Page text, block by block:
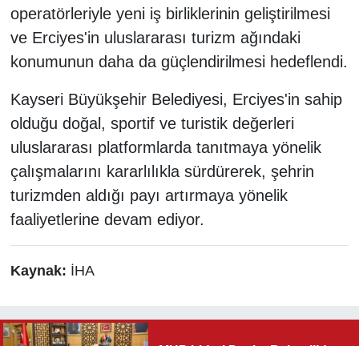
operatörleriyle yeni iş birliklerinin geliştirilmesi
ve Erciyes'in uluslararası turizm ağındaki
konumunun daha da güçlendirilmesi hedeflendi.
Kayseri Büyükşehir Belediyesi, Erciyes'in sahip
olduğu doğal, sportif ve turistik değerleri
uluslararası platformlarda tanıtmaya yönelik
çalışmalarını kararlılıkla sürdürerek, şehrin
turizmden aldığı payı artırmaya yönelik
faaliyetlerine devam ediyor.
Kaynak: İHA